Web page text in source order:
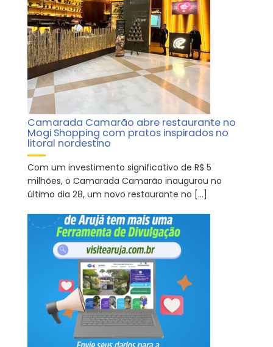
Camarada Camarão abre restaurante no
Mogi Shopping com pratos inspirados no
litoral nordestino
Com um investimento significativo de R$ 5
milhões, o Camarada Camarão inaugurou no
último dia 28, um novo restaurante no […]